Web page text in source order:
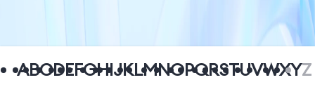
ABCDEFGHIJKLMNOPQRSTUVWXYZ